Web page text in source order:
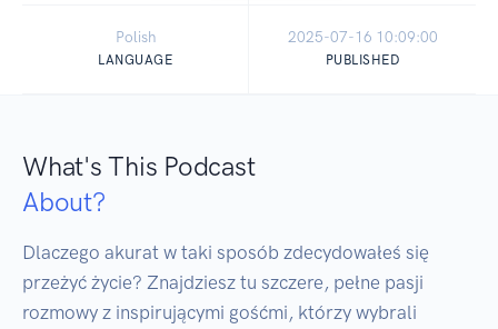
Polish
LANGUAGE
2025-07-16 10:09:00
PUBLISHED
What's This Podcast
About?
Dlaczego akurat w taki sposób zdecydowałeś się
przeżyć życie? Znajdziesz tu szczere, pełne pasji
rozmowy z inspirującymi gośćmi, którzy wybrali